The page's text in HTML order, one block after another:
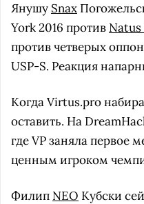
Янушу Snax
York 2016 против
против четверых
USP-S. Реакция
Когда Virtus.pro
оставить. На
где VP заняла первое
ценным игроком
Филип NEO Кубски